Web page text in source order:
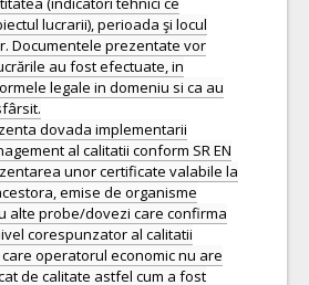
lucrarii), perioada şi locul
Documentele prezentate vor
au fost efectuate, in
legale in domeniu si ca au
dovada implementarii
al calitatii conform SR EN
unor certificate valabile la
emise de organisme
alte probe/dovezi care confirma
corespunzator al calitatii
operatorul economic nu are
de calitate astfel cum a fost